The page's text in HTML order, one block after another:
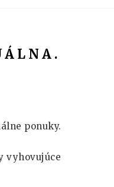
ponuky.
vyhovujúce